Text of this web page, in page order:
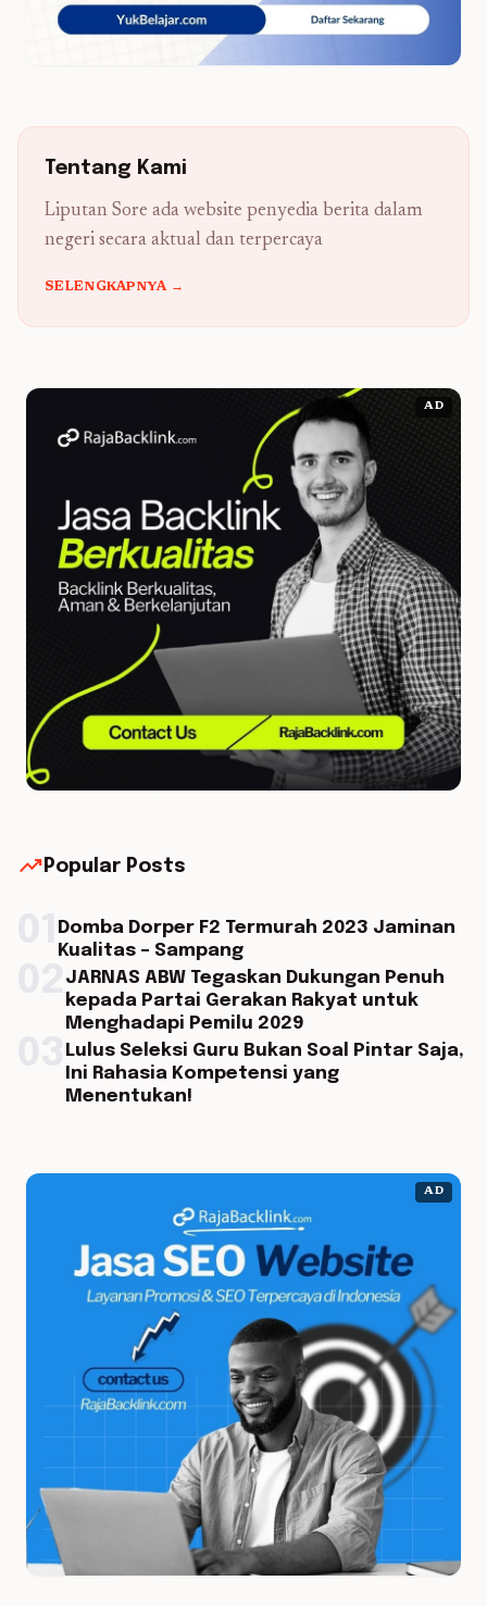
Tentang Kami
Liputan Sore ada website penyedia berita dalam
negeri secara aktual dan terpercaya
SELENGKAPNYA →
AD
trending_up Popular Posts
Domba Dorper F2 Termurah 2023 Jaminan
Kualitas – Sampang
JARNAS ABW Tegaskan Dukungan Penuh
kepada Partai Gerakan Rakyat untuk
Menghadapi Pemilu 2029
Lulus Seleksi Guru Bukan Soal Pintar Saja,
Ini Rahasia Kompetensi yang
Menentukan!
AD